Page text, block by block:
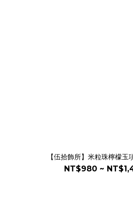
【伍拾飾所】米粒珠檸檬玉
NT$980 ~